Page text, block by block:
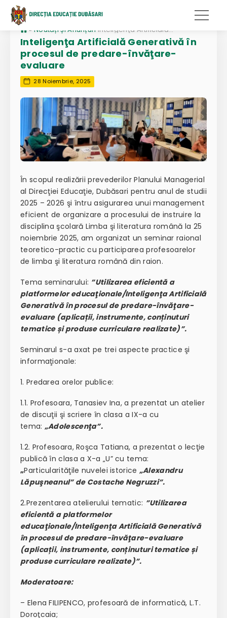
» Noutăți și Anunțuri Inteligenţa Artificială Generativă în procesul de predare-învăţare-evaluare
Inteligenţa Artificială Generativă în
procesul de predare-învăţare-
evaluare
28 Noiembrie, 2025
În scopul realizării prevederilor Planului Managerial
al Direcţiei Educaţie, Dubăsari pentru anul de studii
2025 – 2026 şi întru asigurarea unui management
eficient de organizare a procesului de instruire la
disciplina şcolară Limba şi literatura română la 25
noiembrie 2025, am organizat un seminar raional
teoretico-practic cu participarea profesoarelor
de limba şi literatura română din raion.
Tema seminarului: ”Utilizarea eficientă a
platformelor educaţionale/Inteligenţa Artificială
Generativă în procesul de predare-învăţare-
evaluare (aplicații, instrumente, conținuturi
tematice și produse curriculare realizate)”.
Seminarul s-a axat pe trei aspecte practice şi
informaţionale:
1. Predarea orelor publice:
1.1. Profesoara, Tanasiev Ina, a prezentat un atelier
de discuţii şi scriere în clasa a IX-a cu
tema: „Adolescenţa”.
1.2. Profesoara, Roşca Tatiana, a prezentat o lecţie
publică în clasa a X-a „U” cu tema:
„Particularităţile nuvelei istorice „Alexandru
Lăpuşneanul” de Costache Negruzzi”.
2.Prezentarea atelierului tematic: ”Utilizarea
eficientă a platformelor
educaţionale/Inteligenţa Artificială Generativă
în procesul de predare-învăţare-evaluare
(aplicații, instrumente, conținuturi tematice și
produse curriculare realizate)”.
Moderatoare:
– Elena FILIPENCO, profesoară de informatică, L.T.
Doroţcaia;